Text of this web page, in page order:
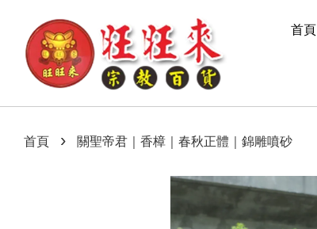
首頁
首頁 › 關聖帝君｜香樟｜春秋正體｜錦雕噴砂